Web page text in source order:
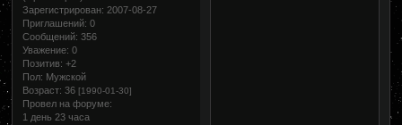
Зарегистрирован: 2007-08-27
Приглашений: 0
Сообщений: 356
Уважение: 0
Позитив: +2
Пол: Мужской
Возраст: 36[1990-01-30]
Провел на форуме:
1 день 23 часа